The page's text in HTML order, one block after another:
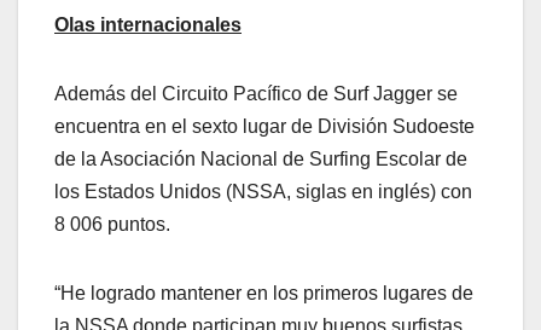
Olas internacionales
Además del Circuito Pacífico de Surf Jagger se
encuentra en el sexto lugar de División Sudoeste
de la Asociación Nacional de Surfing Escolar de
los Estados Unidos (NSSA, siglas en inglés) con
8 006 puntos.
“He logrado mantener en los primeros lugares de
la NSSA donde participan muy buenos surfistas